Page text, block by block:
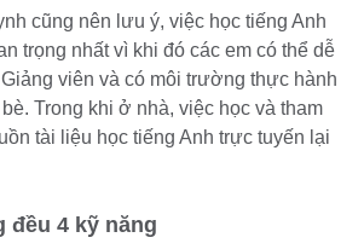
cũng nên lưu ý, việc học tiếng Anh
trọng nhất vì khi đó các em có thể dễ
viên và có môi trường thực hành
Trong khi ở nhà, việc học và tham
tài liệu học tiếng Anh trực tuyến lại
đều 4 kỹ năng